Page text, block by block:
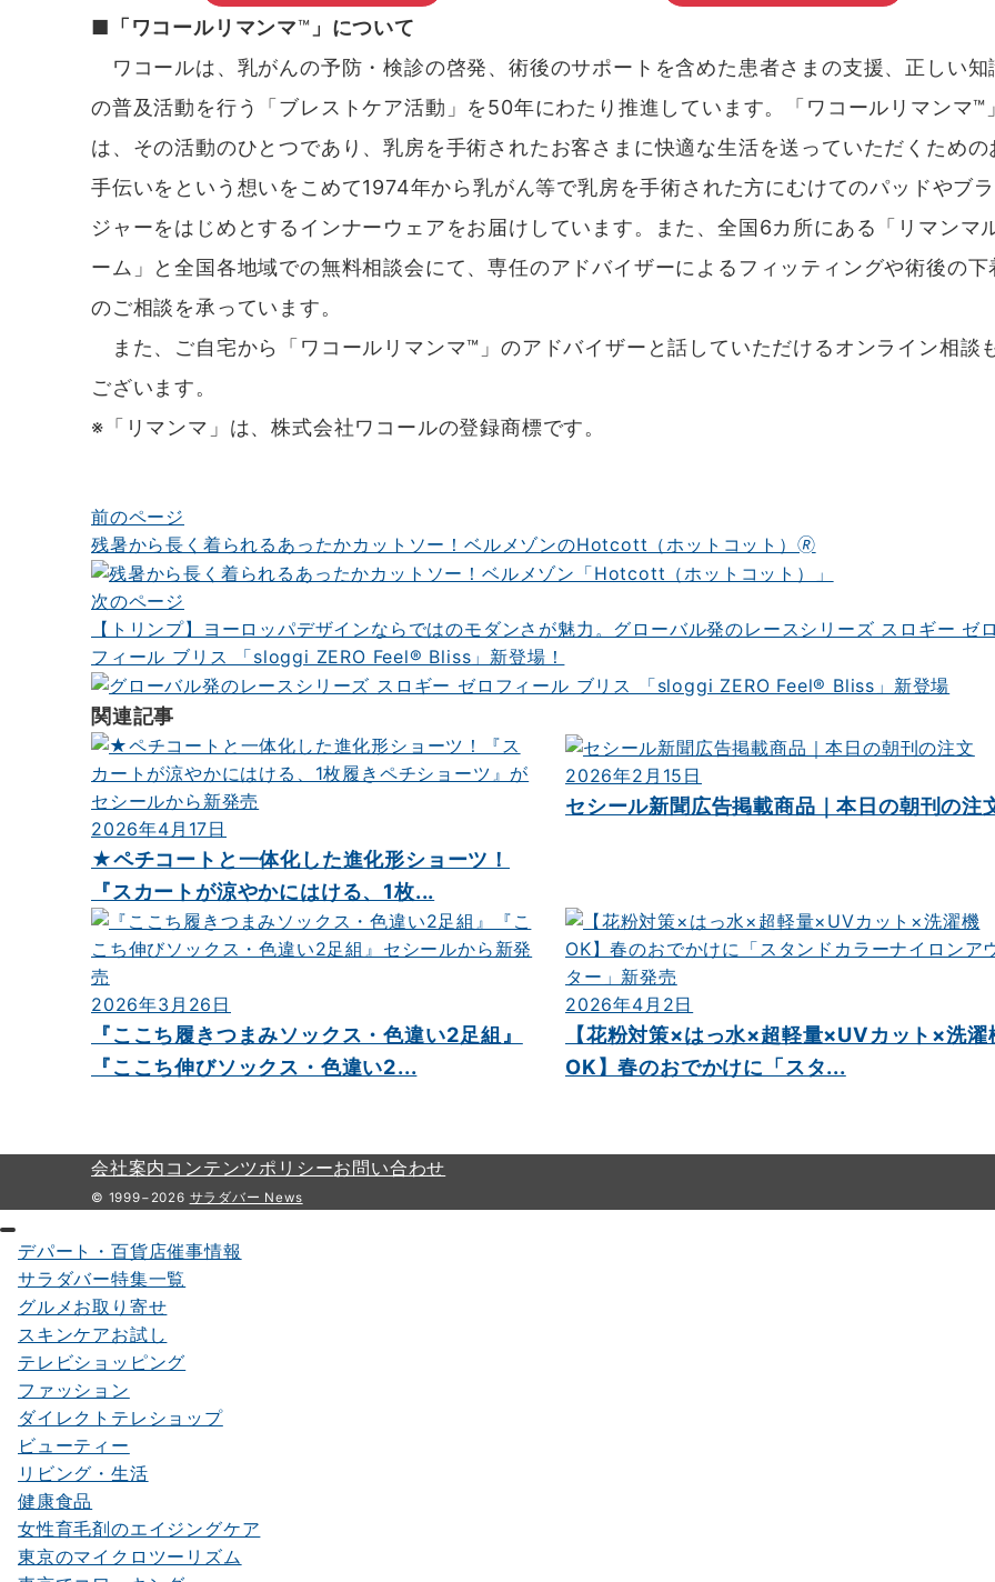
■「ワコールリマンマ™ 」について
ワコールは、乳がんの予防・検診の啓発、術後のサポートを含めた患者さまの支援、正しい知
の普及活動を行う「ブレストケア活動」を50年にわたり推進しています。「ワコールリマンマ™」
は、その活動のひとつであり、乳房を手術されたお客さまに快適な生活を送っていただくための
手伝いをという想いをこめて1974年から乳がん等で乳房を手術された方にむけてのパッドやブラ
ジャーをはじめとするインナーウェアをお届けしています。また、全国6カ所にある「リマンマ
ーム」と全国各地域での無料相談会にて、専任のアドバイザーによるフィッティングや術後の下
のご相談を承っています。
また、ご自宅から「ワコールリマンマ™」のアドバイザーと話していただけるオンライン相談
ございます。
※「リマンマ」は、株式会社ワコールの登録商標です。
投
稿
ナ
ビ
ゲ
ー
シ
ョ
ン
前のページ
残暑から長く着られるあったかカットソー！ベルメゾンのHotcott（ホットコット）🄬
次のページ
【トリンプ】ヨーロッパデザインならではのモダンさが魅力。グローバル発のレースシリーズ スロギー ゼロ
フィール ブリス 「sloggi ZERO Feel® Bliss」新登場！
関連記事
2026年4月17日
★ペチコートと一体化した進化形ショーツ！
『スカートが涼やかにはける、1枚...
2026年2月15日
セシール新聞広告掲載商品｜本日の朝刊の注
2026年3月26日
『ここち履きつまみソックス・色違い2足組』
『ここち伸びソックス・色違い2...
2026年4月2日
【花粉対策×はっ水×超軽量×UVカット×洗濯
OK】春のおでかけに「スタ...
会社案内 コンテンツポリシーお問い合わせ
© 1999−2026 サラダバー News
デパート・百貨店催事情報
サラダバー特集一覧
グルメお取り寄せ
スキンケアお試し
テレビショッピング
ファッション
ダイレクトテレショップ
ビューティー
リビング・生活
健康食品
女性育毛剤のエイジングケア
東京のマイクロツーリズム